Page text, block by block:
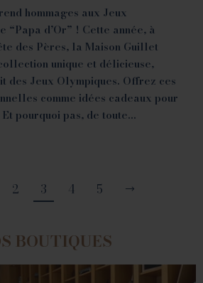
hommages aux Jeux
“Papa d’Or” ! Cette année, à
des Pères, la Maison Guillet
unique et délicieuse,
des Jeux Olympiques. Offrez ces
comme idées cadeaux pour
pourquoi pas, de toute…
2 3 4 5
BOUTIQUES